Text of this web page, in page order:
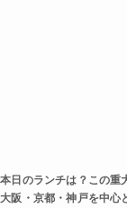
本日のランチは？この重
大阪・京都・神戸を中心